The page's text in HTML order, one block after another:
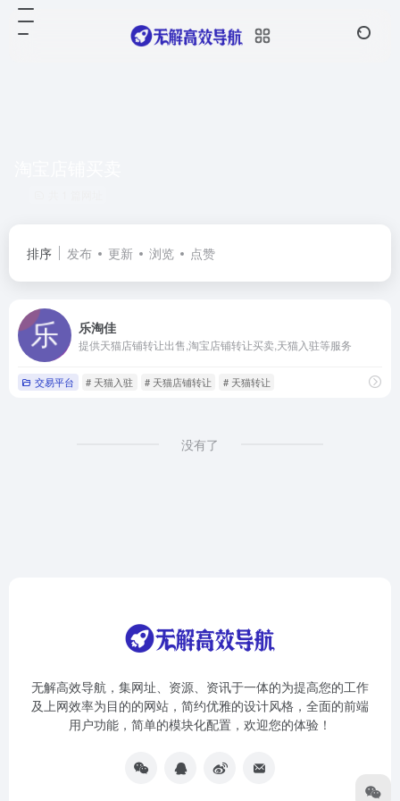
排序 发布 更新 浏览 点赞
乐淘佳
提供天猫店铺转让出售,淘宝店铺转让买卖,天猫入驻等服务
交易平台 # 天猫入驻 # 天猫店铺转让 # 天猫转让
没有了
无解高效导航，集网址、资源、资讯于一体的为提高您的工作
及上网效率为目的的网站，简约优雅的设计风格，全面的前端
用户功能，简单的模块化配置，欢迎您的体验！